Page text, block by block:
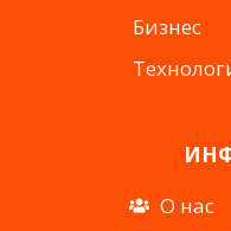
Бизнес
О нас